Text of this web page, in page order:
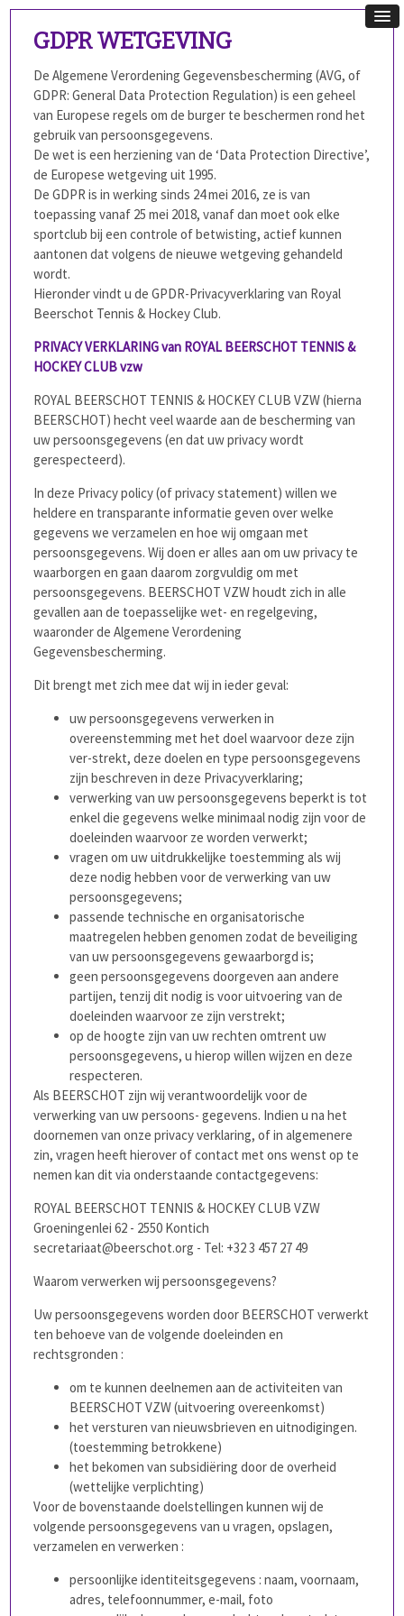
GDPR WETGEVING
De Algemene Verordening Gegevensbescherming (AVG, of
GDPR: General Data Protection Regulation) is een geheel
van Europese regels om de burger te beschermen rond het
gebruik van persoonsgegevens.
De wet is een herziening van de ‘Data Protection Directive’,
de Europese wetgeving uit 1995.
De GDPR is in werking sinds 24 mei 2016, ze is van
toepassing vanaf 25 mei 2018, vanaf dan moet ook elke
sportclub bij een controle of betwisting,actief kunnen
aantonen dat volgens de nieuwe wetgeving gehandeld
wordt.
Hieronder vindt u de GPDR-Privacyverklaring van Royal
Beerschot Tennis & Hockey Club.
PRIVACY VERKLARING van ROYAL BEERSCHOT TENNIS &
HOCKEY CLUB vzw
ROYAL BEERSCHOT TENNIS & HOCKEY CLUB VZW (hierna
BEERSCHOT) hecht veel waarde aan de bescherming van
uw persoonsgegevens (en dat uw privacy wordt
gerespecteerd).
In deze Privacy policy (of privacy statement) willen we
heldere en transparante informatie geven over welke
gegevens we verzamelen en hoe wij omgaan met
persoonsgegevens. Wij doen er alles aan om uw privacy te
waarborgen en gaan daarom zorgvuldig om met
persoonsgegevens. BEERSCHOT VZW houdt zich in alle
gevallen aan de toepasselijke wet- en regelgeving,
waaronder de Algemene Verordening
Gegevensbescherming.
Dit brengt met zich mee dat wij in ieder geval:
uw persoonsgegevens verwerken in
overeenstemming met het doel waarvoor deze zijn
ver-strekt, deze doelen en type persoonsgegevens
zijn beschreven in deze Privacyverklaring;
verwerking van uw persoonsgegevens beperkt is tot
enkel die gegevens welke minimaal nodig zijn voor de
doeleinden waarvoor ze worden verwerkt;
vragen om uw uitdrukkelijke toestemming als wij
deze nodig hebben voor de verwerking van uw
persoonsgegevens;
passende technische en organisatorische
maatregelen hebben genomen zodat de beveiliging
van uw persoonsgegevens gewaarborgd is;
geen persoonsgegevens doorgeven aan andere
partijen, tenzij dit nodig is voor uitvoering van de
doeleinden waarvoor ze zijn verstrekt;
op de hoogte zijn van uw rechten omtrent uw
persoonsgegevens, u hierop willen wijzen en deze
respecteren.
Als BEERSCHOT zijn wij verantwoordelijk voor de
verwerking van uw persoons- gegevens. Indien u na het
doornemen van onze privacy verklaring, of in algemenere
zin, vragen heeft hierover of contact met ons wenst op te
nemen kan dit via onderstaande contactgegevens:
ROYAL BEERSCHOT TENNIS & HOCKEY CLUB VZW
Groeningenlei 62 - 2550 Kontich
secretariaat@beerschot.org - Tel: +32 3 457 27 49
Waarom verwerken wij persoonsgegevens?
Uw persoonsgegevens worden door BEERSCHOT verwerkt
ten behoeve van de volgende doeleinden en
rechtsgronden :
om te kunnen deelnemen aan de activiteiten van
BEERSCHOT VZW (uitvoering overeenkomst)
het versturen van nieuwsbrieven en uitnodigingen.
(toestemming betrokkene)
het bekomen van subsidiëring door de overheid
(wettelijke verplichting)
Voor de bovenstaande doelstellingen kunnen wij de
volgende persoonsgegevens van u vragen, opslagen,
verzamelen en verwerken :
persoonlijke identiteitsgegevens : naam, voornaam,
adres, telefoonnummer, e-mail, foto